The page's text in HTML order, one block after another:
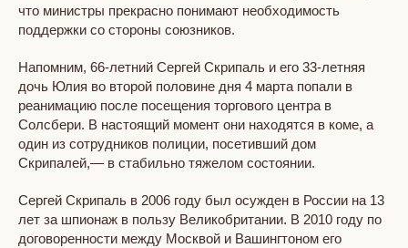
что министры прекрасно понимают необходимость
поддержки со стороны союзников.
Напомним, 66-летний Сергей Скрипаль и его 33-летняя
дочь Юлия во второй половине дня 4 марта попали в
реанимацию после посещения торгового центра в
Солсбери. В настоящий момент они находятся в коме, а
один из сотрудников полиции, посетивший дом
Скрипалей,— в стабильно тяжелом состоянии.
Сергей Скрипаль в 2006 году был осужден в России на 13
лет за шпионаж в пользу Великобритании. В 2010 году по
договоренности между Москвой и Вашингтоном его